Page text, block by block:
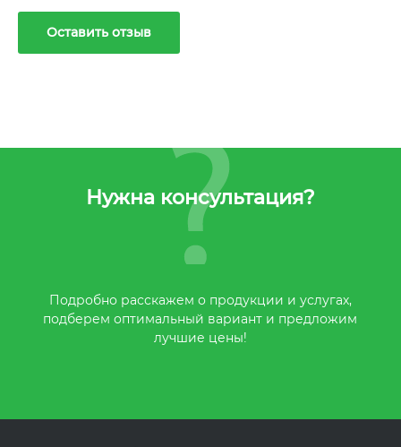
Оставить отзыв
Нужна консультация?
Подробно расскажем о продукции и услугах,
подберем оптимальный вариант и предложим
лучшие цены!